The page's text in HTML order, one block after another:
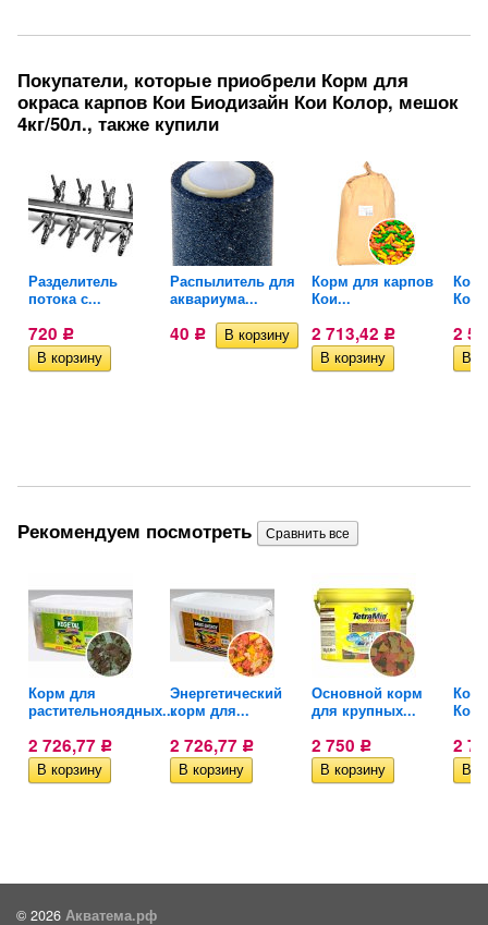
Покупатели, которые приобрели Корм для
окраса карпов Кои Биодизайн Кои Колор, мешок
4кг/50л., также купили
Разделитель
потока с...
720 Р
Распылитель для
аквариума...
40 Р
Корм для карпов
Кои...
2 713,42 Р 2
Рекомендуем посмотреть
Корм для
растительноядных...
2 726,77 Р
Энергетический
корм для...
2 726,77 Р
Основной корм
для крупных...
2 750 Р 2
© 2026 Акватема.рф